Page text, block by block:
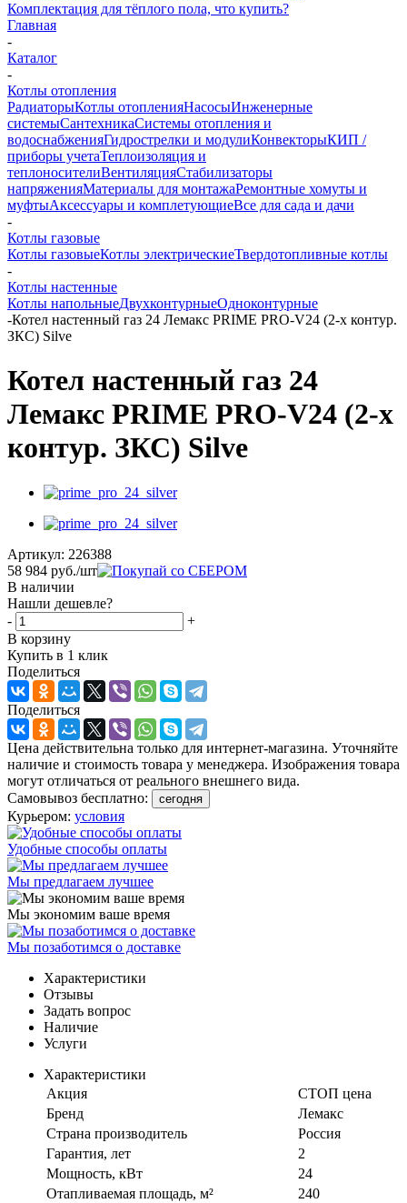
Комплектация для тёплого пола, что купить?
Главная
-
Каталог
-
Котлы отопления
РадиаторыКотлы отопленияНасосыИнженерные
системыСантехникаСистемы отопления и
водоснабженияГидрострелки и модулиКонвекторыКИП /
приборы учетаТеплоизоляция и
теплоносителиВентиляцияСтабилизаторы
напряженияМатериалы для монтажаРемонтные хомуты и
муфтыАксессуары и комплетующиеВсе для сада и дачи
-
Котлы газовые
Котлы газовыеКотлы электрическиеТвердотопливные котлы
-
Котлы настенные
Котлы напольныеДвухконтурныеОдноконтурные
-Котел настенный газ 24 Лемакс PRIME PRO-V24 (2-х контур.
ЗКС) Silve
Котел настенный газ 24
Лемакс PRIME PRO-V24 (2-х
контур. ЗКС) Silve
Артикул: 226388
58 984 руб./шт
В наличии
Нашли дешевле?
-
+
В корзину
Купить в 1 клик
Поделиться
Поделиться
Цена действительна только для интернет-магазина. Уточняйте
наличие и стоимость товара у менеджера. Изображения товара
могут отличаться от реального внешнего вида.
Самовывоз бесплатно:
сегодня
Курьером: условия
Удобные способы оплаты
Мы предлагаем лучшее
Мы экономим ваше время
Мы позаботимся о доставке
Характеристики
Отзывы
Задать вопрос
Наличие
Услуги
Характеристики
Акция
СТОП цена
Бренд
Лемакс
Страна производитель
Россия
Гарантия, лет
2
Мощность, кВт
24
Отапливаемая площадь, м²
240